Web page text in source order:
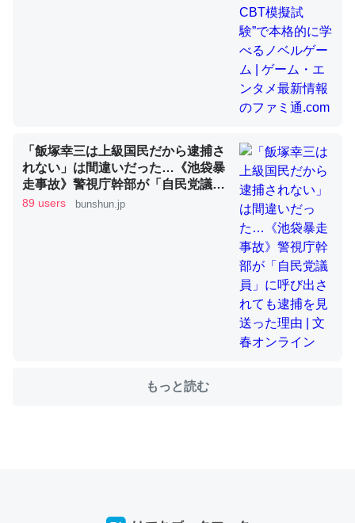
ウチもEchoを実家に置いて４年。でたまに覗いてる。ぼ
ちぼちRingも置こうかと画策中。あと、Googleマップで
位置情報を共有してる。電池残量や充電中かが分かるので
ちょうど同じ理由でEcho Show 8を設定中でした。Prime
とかSpotifyを支払う孝行もできる。一生で親と会える残
り時間を日数にすると1週間とかの人が多いそうだけど、
それを実質100倍以上に伸ばす効果があるはず……
─たまにLINEするくらいだった遠方の父67歳と僕。ITツール導入で
コミュニケーションが劇的に変化した｜tayorini by LIFULL介護
「飯塚幸三は上級国民だから逮捕さ
れない」は間違いだった…《池袋暴
走事故》警視庁幹部が「自民党議
員」に呼び出されても逮捕を見送っ
89 users bunshun.jp
もっと読む